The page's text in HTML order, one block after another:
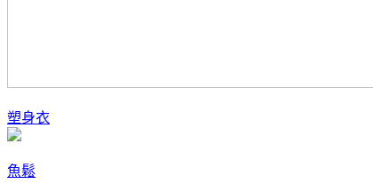
塑身衣
魚鬆